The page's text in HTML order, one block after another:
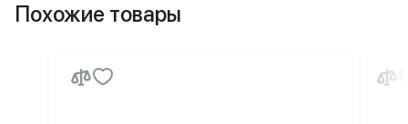
Похожие товары